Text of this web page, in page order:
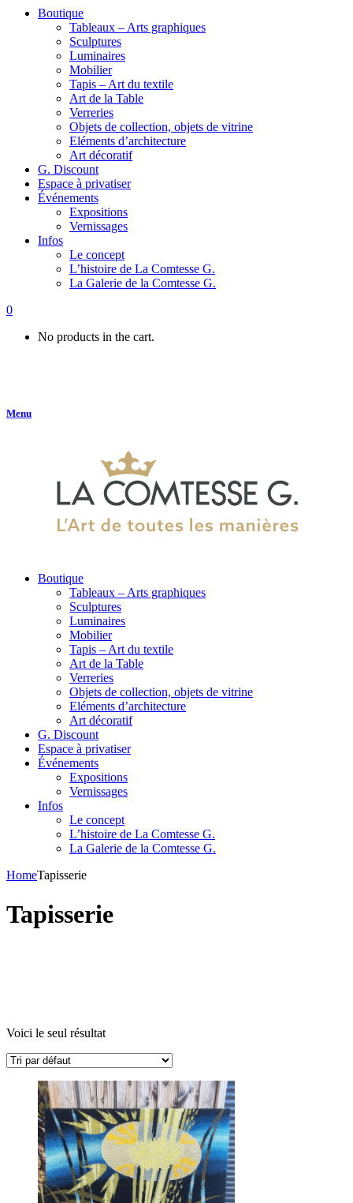
Boutique
Tableaux – Arts graphiques
Sculptures
Luminaires
Mobilier
Tapis – Art du textile
Art de la Table
Verreries
Objets de collection, objets de vitrine
Eléments d’architecture
Art décoratif
G. Discount
Espace à privatiser
Événements
Expositions
Vernissages
Infos
Le concept
L’histoire de La Comtesse G.
La Galerie de la Comtesse G.
0
No products in the cart.
Menu
Boutique
Tableaux – Arts graphiques
Sculptures
Luminaires
Mobilier
Tapis – Art du textile
Art de la Table
Verreries
Objets de collection, objets de vitrine
Eléments d’architecture
Art décoratif
G. Discount
Espace à privatiser
Événements
Expositions
Vernissages
Infos
Le concept
L’histoire de La Comtesse G.
La Galerie de la Comtesse G.
HomeTapisserie
Tapisserie
Voici le seul résultat